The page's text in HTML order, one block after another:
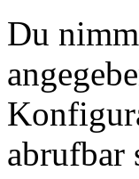
Du
abrufbar